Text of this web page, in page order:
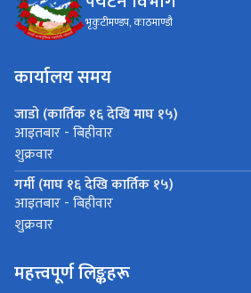
भृकुटीमण्डप, काठमाण्डौ
कार्यालय समय
जाडो (कार्तिक १६ देखि माघ १५)
आइतबार - बिहीवार
शुक्रवार
गर्मी (माघ १६ देखि कार्तिक १५)
आइतबार - बिहीवार
शुक्रवार
महत्त्वपूर्ण लिङ्कहरू